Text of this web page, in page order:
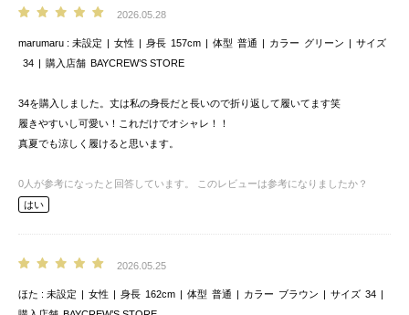
2026.05.28
marumaru 未設定 女性 身長 157cm 体型 普通 カラー グリーン
サイズ
34
購入店舗 BAYCREW’S STORE
34を購入しました。丈は私の身長だと長いので折り返して履いてます笑
履きやすいし可愛い！これだけでオシャレ！！
真夏でも涼しく履けると思います。
0 人が参考になったと回答しています。
このレビューは参考になりましたか？
はい
2026.05.25
ほた 未設定 女性 身長 162cm 体型 普通 カラー ブラウン サイズ 34